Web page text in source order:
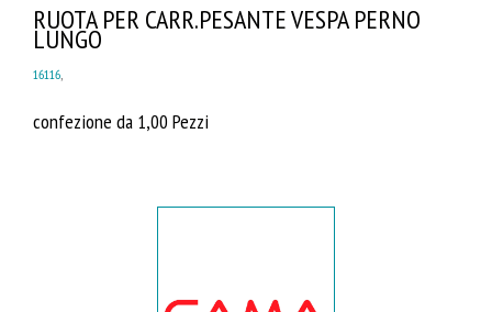
RUOTA PER CARR.PESANTE VESPA PERNO
LUNGO
16116
confezione da 1,00 Pezzi